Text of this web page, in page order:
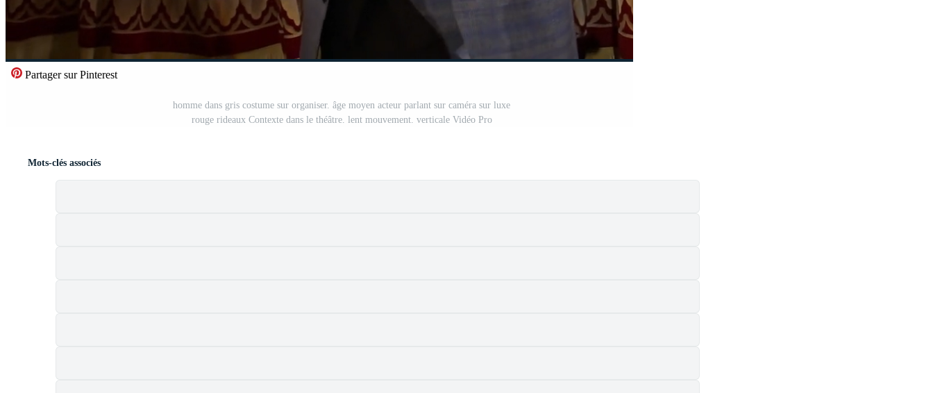
Partager sur Pinterest
homme dans gris costume sur organiser. âge moyen acteur parlant sur caméra sur luxe
rouge rideaux Contexte dans le théâtre. lent mouvement. verticale Vidéo Pro
Mots-clés associés